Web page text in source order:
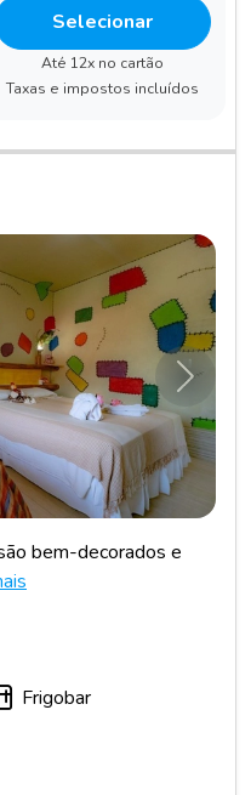
Selecionar
Até 12x no cartão
Taxas e impostos incluídos
bem-decorados e
Frigobar